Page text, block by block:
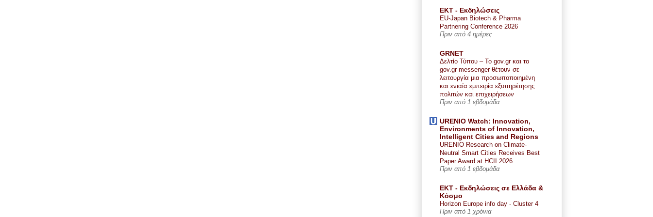
ΕΚΤ - Εκδηλώσεις
EU-Japan Biotech & Pharma
Partnering Conference 2026
Πριν από 4 ημέρες
GRNET
Δελτίο Τύπου – Το gov.gr και το
gov.gr messenger θέτουν σε
λειτουργία μια προσωποποιημένη
και ενιαία εμπειρία εξυπηρέτησης
πολιτών και επιχειρήσεων
Πριν από 1 εβδομάδα
URENIO Watch: Innovation,
Environments of Innovation,
Intelligent Cities and Regions
URENIO Research on Climate-
Neutral Smart Cities Receives Best
Paper Award at HCII 2026
Πριν από 1 εβδομάδα
ΕΚΤ - Εκδηλώσεις σε Ελλάδα &
Κόσμο
Horizon Europe info day - Cluster 4
Πριν από 1 χρόνια